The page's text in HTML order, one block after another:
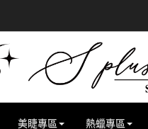
美睫專區 熱蠟專區